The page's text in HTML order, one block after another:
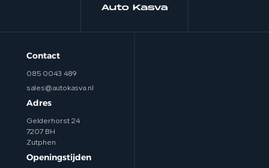
Contact
085 0043 489
sales@autokasva.nl
Adres
Gelderhorst 24
7207 BH
Zutphen
Openingstijden